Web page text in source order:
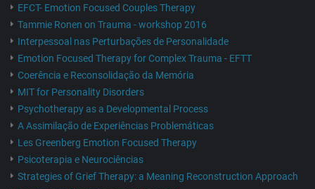
EFCT- Emotion Focused Couples Therapy
Tammie Ronen on Trauma - workshop 2016
Interpessoal nas Perturbações de Personalidade
Emotion Focused Therapy for Complex Trauma - EFTT
Coerência e Reconsolidação da Memória
MIT for Personality Disorders
Psychotherapy as a Developmental Process
A Assimilação de Experiências Problemáticas
Les Greenberg Emotion Focused Therapy
Psicoterapia e Neurociências
Strategies of Grief Therapy: a Meaning Reconstruction Approach